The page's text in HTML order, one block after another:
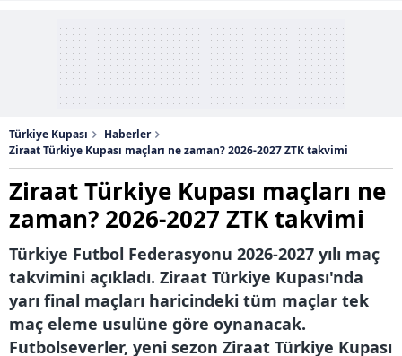
ilgili mevzuata uygun olarak kullanılan çerezlerle ilgili bilgi
almak için lütfen tıklayınız .
Türkiye Kupası
Haberler
Ziraat Türkiye Kupası maçları ne zaman? 2026-2027 ZTK takvimi
Ziraat Türkiye Kupası maçları ne
zaman? 2026-2027 ZTK takvimi
Türkiye Futbol Federasyonu 2026-2027 yılı maç
takvimini açıkladı. Ziraat Türkiye Kupası'nda
yarı final maçları haricindeki tüm maçlar tek
maç eleme usulüne göre oynanacak.
Futbolseverler, yeni sezon Ziraat Türkiye Kupası